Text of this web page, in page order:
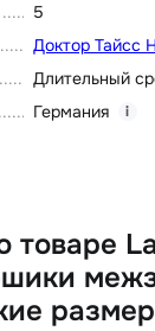
5
Доктор Тайсc
Длительный
Германия i
товаре